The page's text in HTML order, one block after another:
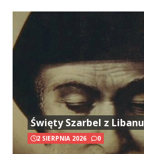
Święty Szarbel z Libanu
2 SIERPNIA 2026 0